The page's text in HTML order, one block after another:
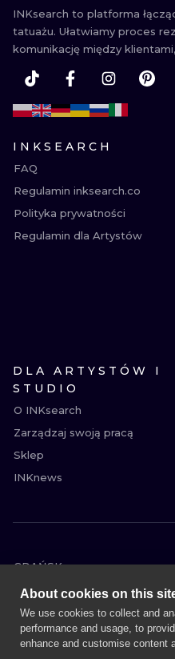
INKsearch to platforma
tatuażu. Ułatwiamy proces
komunikację między
INKSEARCH
FAQ
Regulamin inksearch.co
Polityka prywatności
Regulamin dla Artystów
DLA ARTYSTÓW I
STUDIO
O INKsearch
Zarządzaj swoją pracą
Sklep
INKnews
GDAŃSK
POZNAŃ
KATOWICE
ŁÓDŹ
About cookies on this
We use cookies to collect and
performance and usage, to
enhance and customise content